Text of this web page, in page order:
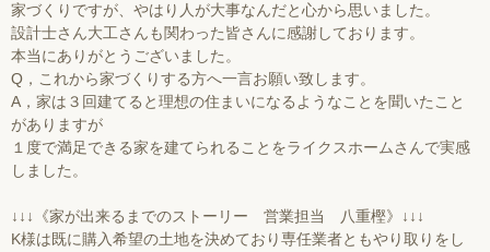
家づくりですが、やはり人が大事なんだと心から思いました。
設計士さん大工さんも関わった皆さんに感謝しております。
本当にありがとうございました。
Q， これから家づくりする方へ一言お願い致します。
A，家は３回建てると理想の住まいになるようなことを聞いたこと
がありますが
１度で満足できる家を建てられることをライクスホームさんで実感
しました。
↓↓↓《家が出来るまでのストーリー 営業担当 八重樫》↓↓↓
K様は既に購入希望の土地を決めており専任業者ともやり取りをし